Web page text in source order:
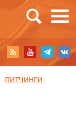
ПИТЧИНГИ